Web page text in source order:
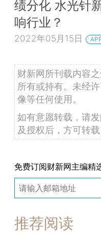
绩分化 水光针
响行业？
2022年05月15日
财新网所刊载内容
所有或持有。未经
像等任何使用。
如有意愿转载，请
及授权后，方可转载
免费订阅财新网主编精
推荐阅读